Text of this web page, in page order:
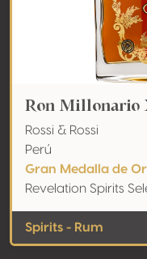
Ron Millonario
Rossi & Rossi
Perú
Gran Medalla de
Revelation Spirits
Spirits - Rum